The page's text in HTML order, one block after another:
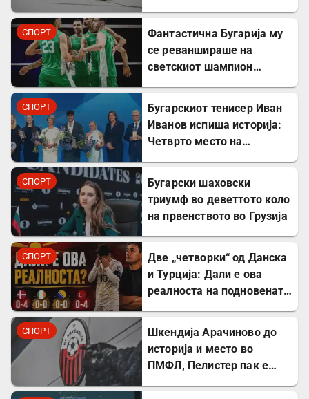
СПОРТ
Фантастична Бугарија му
се реваншираше на
светскиот шампион
СПОРТ
Бугарскиот тенисер Иван
Иванов испиша историја:
Четврто место на
СПОРТ
Бугарски шаховски
триумф во деветтото коло
на првенството во Грузија
СПОРТ
Две „четворки“ од Данска
и Турција: Дали е ова
реалноста на подновената
СПОРТ
Шкендија Арачиново до
историја и место во
ПМФЛ, Пелистер пак e